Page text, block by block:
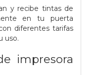
y recibe tintas de
en tu puerta
diferentes tarifas
uso.
impresora